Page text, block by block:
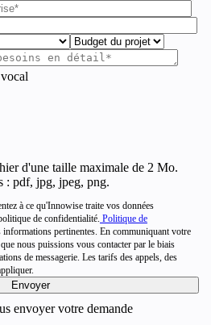
d'une taille maximale de 2 Mo.
: pdf, jpg, jpeg, png.
à ce qu'Innowise traite vos données
de confidentialité. Politique de
pertinentes. En communiquant votre
nous puissions vous contacter par le biais
de messagerie. Les tarifs des appels, des
envoyer votre demande